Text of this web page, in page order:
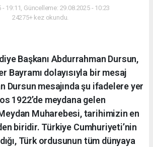
- 19:11, Güncelleme: 29.08.2025 - 10:23
24275+ kez okundu.
Başkanı Abdurrahman Dursun,
Bayramı dolayısıyla bir mesaj
Dursun mesajında şu ifadelere yer
1922’de meydana gelen
Muharebesi, tarihimizin en
biridir. Türkiye Cumhuriyeti’nin
Türk ordusunun tüm dünyaya